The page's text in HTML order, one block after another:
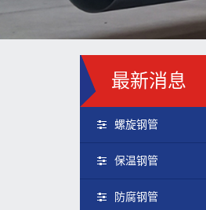
最新消息
螺旋钢管
保温钢管
防腐钢管